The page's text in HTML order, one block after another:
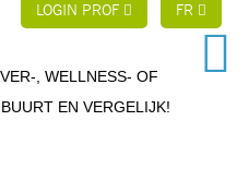
LOGIN PROF FR
, WELLNESS- OF
EN VERGELIJK!